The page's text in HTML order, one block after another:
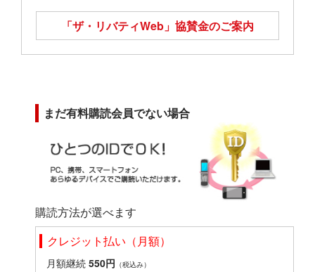
「ザ・リバティWeb」 協賛金のご案内
まだ有料購読会員でない場合
購読方法が選べます
クレジット払い（月額）
月額継続 550円 （税込み）